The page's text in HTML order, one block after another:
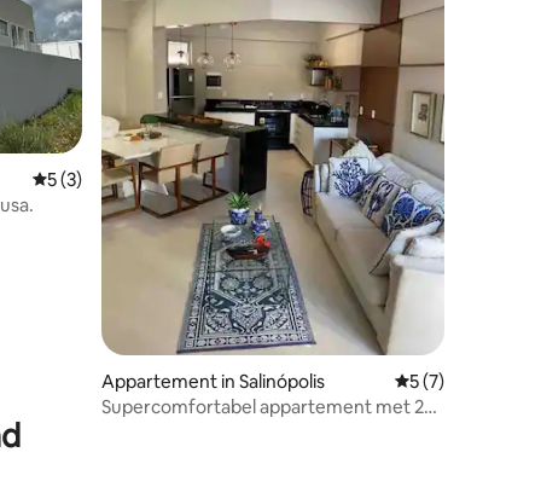
Gemiddelde beoordeling van 5 uit 5, 3 recensies
5 (3)
Appartement in Salinópolis Gemiddelde
5 (7)
Supercomfortabel appartement met 2